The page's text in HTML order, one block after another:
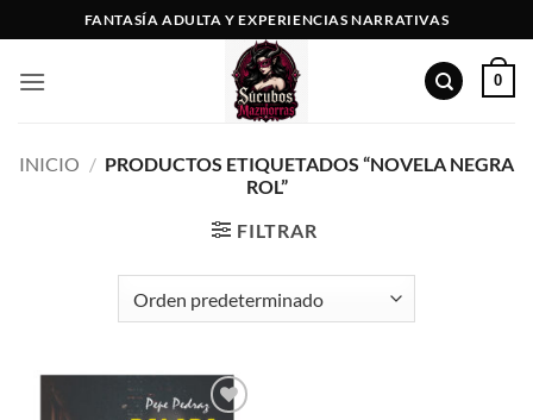
al
contenido
FANTASÍA ADULTA Y EXPERIENCIAS NARRATIVAS
0
INICIO / PRODUCTOS ETIQUETADOS “NOVELA NEGRA
ROL”
FILTRAR